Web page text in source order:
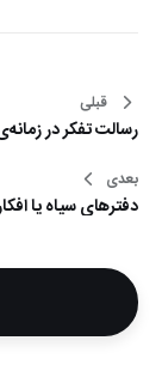
راهبری
نوشته
قبلی
رسالت تفکر در
بعدی
دفترهای سیاه یا